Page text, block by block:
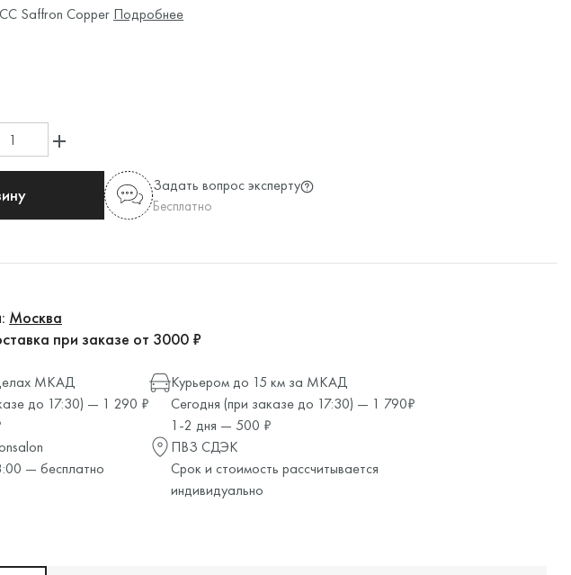
Saffron Copper Подробнее
Задать вопрос эксперту
Бесплатно
Москва
при заказе от 3000 ₽
МКАД
до 17:30) — 1 290 ₽
Курьером до 15 км за МКАД
Сегодня (при заказе до 17:30) — 1 790₽
1-2 дня — 500 ₽
— бесплатно
ПВЗ СДЭК
Срок и стоимость рассчитывается
индивидуально